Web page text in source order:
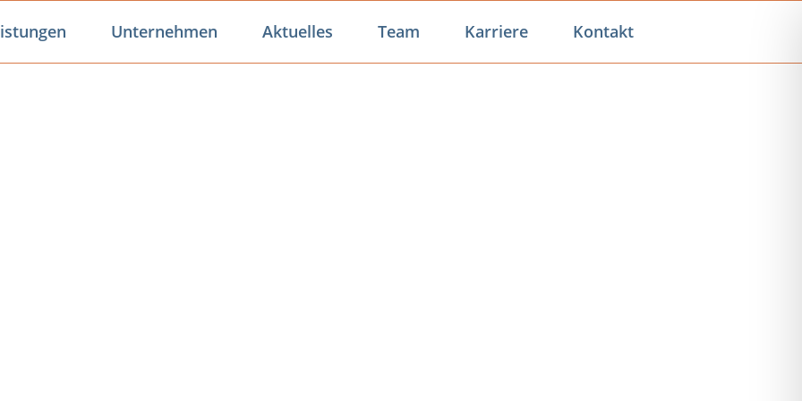
Unternehmen Aktuelles Team Karriere Kontakt